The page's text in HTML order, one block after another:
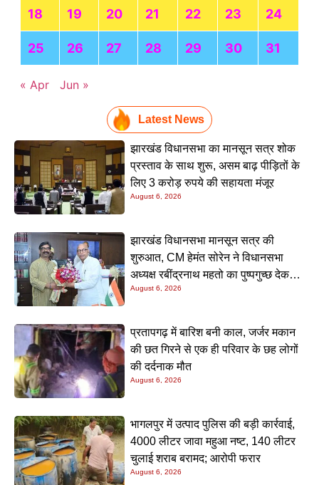
18 19 20 21 22 23 24
25 26 27 28 29 30 31
« Apr Jun »
Latest News
झारखंड विधानसभा का मानसून सत्र शोक
प्रस्ताव के साथ शुरू, असम बाढ़ पीड़ितों के
लिए 3 करोड़ रुपये की सहायता मंजूर
August 6, 2026
झारखंड विधानसभा मानसून सत्र की
शुरुआत, CM हेमंत सोरेन ने विधानसभा
अध्यक्ष रबींद्रनाथ महतो का पुष्पगुच्छ देकर
किया स्वागत
August 6, 2026
प्रतापगढ़ में बारिश बनी काल, जर्जर मकान
की छत गिरने से एक ही परिवार के छह लोगों
की दर्दनाक मौत
August 6, 2026
भागलपुर में उत्पाद पुलिस की बड़ी कार्रवाई,
4000 लीटर जावा महुआ नष्ट, 140 लीटर
चुलाई शराब बरामद; आरोपी फरार
August 6, 2026